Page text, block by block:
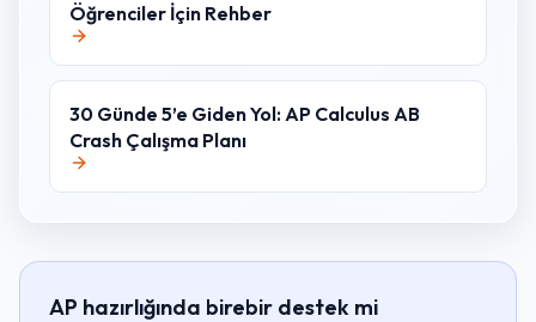
Öğrenciler İçin Rehber
30 Günde 5’e Giden Yol: AP Calculus AB
Crash Çalışma Planı
AP hazırlığında birebir destek mi